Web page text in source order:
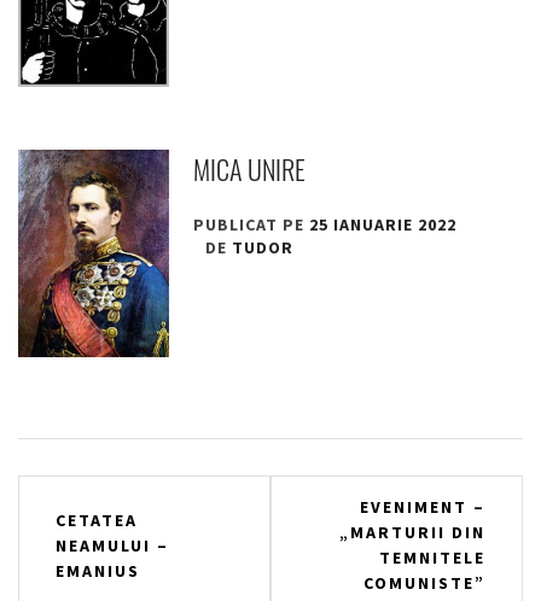
MICA UNIRE
PUBLICAT PE 25 IANUARIE 2022
DE TUDOR
CETATEA
NEAMULUI –
EMANIUS
EVENIMENT –
„MARTURII DIN
TEMNITELE
COMUNISTE”